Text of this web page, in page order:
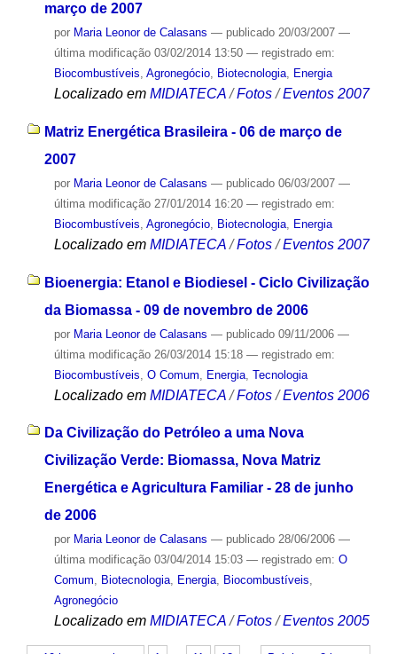
março de 2007
por Maria Leonor de Calasans — publicado20/03/2007 —
última modificação03/02/2014 13:50 — registrado em:
Biocombustíveis, Agronegócio, Biotecnologia, Energia
Localizado em MIDIATECA /Fotos /Eventos 2007
Matriz Energética Brasileira - 06 de março de
2007
por Maria Leonor de Calasans — publicado06/03/2007 —
última modificação27/01/2014 16:20 — registrado em:
Biocombustíveis Agronegócio, Biotecnologia, Energia
Localizado em MIDIATECA /Fotos /Eventos 2007
Bioenergia: Etanol e Biodiesel - Ciclo Civilização
da Biomassa - 09 de novembro de 2006
por Maria Leonor de Calasans — publicado09/11/2006 —
última modificação26/03/2014 15:18 — registrado em:
Biocombustíveis O Comum Energia, Tecnologia
Localizado em MIDIATECA /Fotos /Eventos 2006
Da Civilização do Petróleo a uma Nova
Civilização Verde: Biomassa, Nova Matriz
Energética e Agricultura Familiar - 28 de junho
de 2006
por Maria Leonor de Calasans — publicado28/06/2006 —
última modificação03/04/2014 15:03 — registrado em: O
Comum, Biotecnologia, Energia, Biocombustíveis,
Agronegócio
Localizado em MIDIATECA /Fotos /Eventos 2005